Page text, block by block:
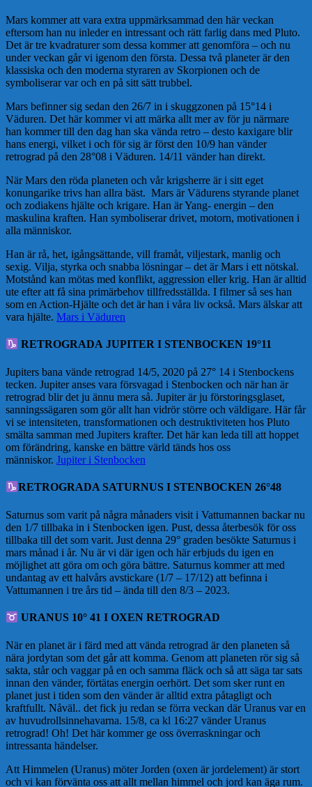
Mars kommer att vara extra uppmärksammad den här veckan
eftersom han nu inleder en intressant och rätt farlig dans med Pluto.
Det är tre kvadraturer som dessa kommer att genomföra – och nu
under veckan går vi igenom den första. Dessa två planeter är den
klassiska och den moderna styraren av Skorpionen och de
symboliserar var och en på sitt sätt trubbel.
Mars befinner sig sedan den 26/7 in i skuggzonen på 15°14 i
Väduren. Det här kommer vi att märka allt mer av för ju närmare
han kommer till den dag han ska vända retro – desto kaxigare blir
hans energi, vilket i och för sig är först den 10/9 han vänder
retrograd på den 28°08 i Väduren. 14/11 vänder han direkt.
När Mars den röda planeten och vår krigsherre är i sitt eget
konungarike trivs han allra bäst. Mars är Vädurens styrande planet
och zodiakens hjälte och krigare. Han är Yang- energin – den
maskulina kraften. Han symboliserar drivet, motorn, motivationen i
alla människor.
Han är rå, het, igångsättande, vill framåt, viljestark, manlig och
sexig. Vilja, styrka och snabba lösningar – det är Mars i ett nötskal.
Motstånd kan mötas med konflikt, aggression eller krig. Han är alltid
ute efter att få sina primärbehov tillfredsställda. I filmer så ses han
som en Action-Hjälte och det är han i våra liv också. Mars älskar att
vara hjälte. Mars i Väduren
RETROGRADA JUPITER I STENBOCKEN 19°11
Jupiters bana vände retrograd 14/5, 2020 på 27° 14 i Stenbockens
tecken. Jupiter anses vara försvagad i Stenbocken och när han är
retrograd blir det ju ännu mera så. Jupiter är ju förstoringsglaset,
sanningssägaren som gör allt han vidrör större och väldigare. Här får
vi se intensiteten, transformationen och destruktiviteten hos Pluto
smälta samman med Jupiters krafter. Det här kan leda till att hoppet
om förändring, kanske en bättre värld tänds hos oss
människor. Jupiter i Stenbocken
RETROGRADA SATURNUS I STENBOCKEN 26°48
Saturnus som varit på några månaders visit i Vattumannen backar nu
den 1/7 tillbaka in i Stenbocken igen. Pust, dessa återbesök för oss
tillbaka till det som varit. Just denna 29° graden besökte Saturnus i
mars månad i år. Nu är vi där igen och här erbjuds du igen en
möjlighet att göra om och göra bättre. Saturnus kommer att med
undantag av ett halvårs avstickare (1/7 – 17/12) att befinna i
Vattumannen i tre års tid – ända till den 8/3 – 2023.
URANUS 10° 41 I OXEN RETROGRAD
När en planet är i färd med att vända retrograd är den planeten så
nära jordytan som det går att komma. Genom att planeten rör sig så
sakta, står och vaggar på en och samma fläck och så att säga tar sats
innan den vänder, förtätas energin oerhört. Det som sker runt en
planet just i tiden som den vänder är alltid extra påtagligt och
kraftfullt. Nåväl.. det fick ju redan se förra veckan där Uranus var en
av huvudrollsinnehavarna. 15/8, ca kl 16:27 vänder Uranus
retrograd! Oh! Det här kommer ge oss överraskningar och
intressanta händelser.
Att Himmelen (Uranus) möter Jorden (oxen är jordelement) är stort
och vi kan förvänta oss att allt mellan himmel och jord kan äga rum.